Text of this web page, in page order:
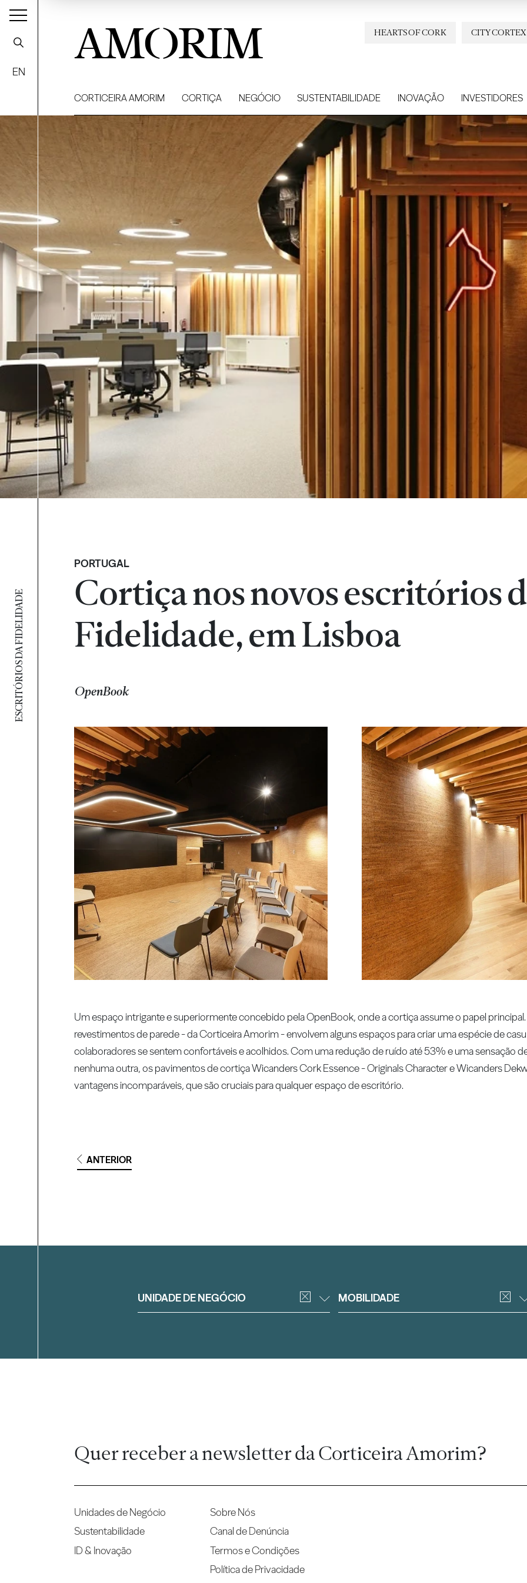
ESCRITÓRIOS DA FIDELIDADE
EN
AMORIM CITY CORTEX
HEARTS OF CORK
CORTICEIRA AMORIM CORTIÇA NEGÓCIO SUSTENTABILIDADE INOVAÇÃO INVESTIDORES
PORTUGAL
Cortiça nos novos escritórios
Fidelidade, em Lisboa
OpenBook
Um espaço intrigante e superiormente concebido pela OpenBook, onde a cortiça assume o papel
revestimentos de parede - da Corticeira Amorim - envolvem alguns espaços para criar uma espécie de
colaboradores se sentem confortáveis e acolhidos. Com uma redução de ruído até 53% e uma sensação
nenhuma outra, os pavimentos de cortiça Wicanders Cork Essence - Originals Character e Wicanders
vantagens incomparáveis, que são cruciais para qualquer espaço de escritório.
ANTERIOR
FiltrarUNIDADE DE NEGÓCIO MOBILIDADE
Quer receber a newsletter da Corticeira Amorim?
Unidades de Negócio
Sustentabilidade
ID & Inovação
Sobre Nós
Canal de Denúncia
Termos e Condições
Política de Privacidade